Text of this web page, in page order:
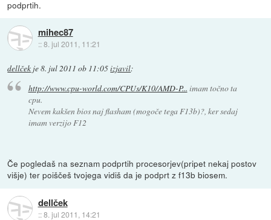
podprtih.
mihec87
::8. jul 2011, 11:21
dellček je8. jul 2011 ob 11:05izjavil:
http://www.cpu-world.com/CPUs/K10/AMD-P... imam točno ta
cpu.
Nevem kakšen bios naj flasham (mogoče tega F13b)?, ker sedaj
imam verzijo F12
Če pogledaš na seznam podprtih procesorjev(pripet nekaj postov
višje) ter poiščeš tvojega vidiš da je podprt z f13b biosem.
dellček
::8. jul 2011, 14:21